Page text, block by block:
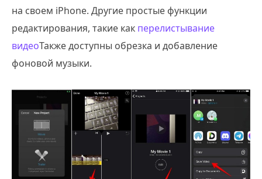
на своем iPhone. Другие простые функции
редактирования, такие как перелистывание
видеоТакже доступны обрезка и добавление
фоновой музыки.